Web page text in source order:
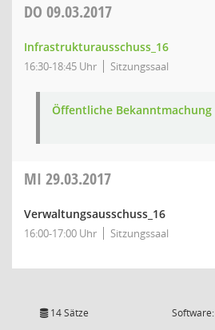
DO 09.03.2017
Infrastrukturausschuss_16
16:30-18:45 Uhr Sitzungssaal
Öffentliche Bekanntmachung
MI 29.03.2017
Verwaltungsausschuss_16
16:00-17:00 Uhr Sitzungssaal
14 Sätze Software: